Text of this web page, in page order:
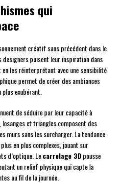
qui
créatif sans précédent dans le
designers puisent leur inspiration dans
les réinterprétant avec une sensibilité
permet de créer des ambiances
exubérant.
de séduire par leur capacité à
losanges et triangles composent des
murs sans les surcharger. La tendance
en plus complexes, jouant sur
d’optique. Lecarrelage 3Dpousse
un relief physique qui capte la
au fil de la journée.